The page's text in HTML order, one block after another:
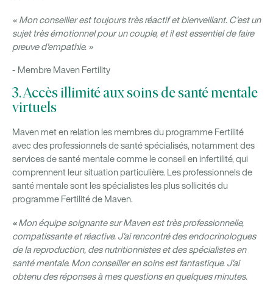
« Mon conseiller est toujours très réactif et bienveillant. C'est un
sujet très émotionnel pour un couple, et il est essentiel de faire
preuve d'empathie. »
- Membre Maven Fertility
3. Accès illimité aux soins de santé mentale
virtuels
Maven met en relation les membres du programme Fertilité
avec des professionnels de santé spécialisés, notamment des
services de santé mentale comme le conseil en infertilité, qui
comprennent leur situation particulière. Les professionnels de
santé mentale sont les spécialistes les plus sollicités du
programme Fertilité de Maven.
«Mon équipe soignante sur Maven est très professionnelle,
compatissante et réactive. J'ai rencontré des endocrinologues
de la reproduction, des nutritionnistes et des spécialistes en
santé mentale. Mon conseiller en soins est fantastique. J'ai
obtenu des réponses à mes questions en quelques minutes.